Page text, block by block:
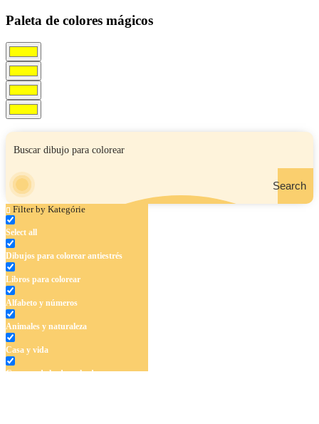
Paleta de colores mágicos
Search
Filter by Kategórie
Select all
Dibujos para colorear antiestrés
Libros para colorear
Alfabeto y números
Animales y naturaleza
Casa y vida
Cuentos de hadas y hadas